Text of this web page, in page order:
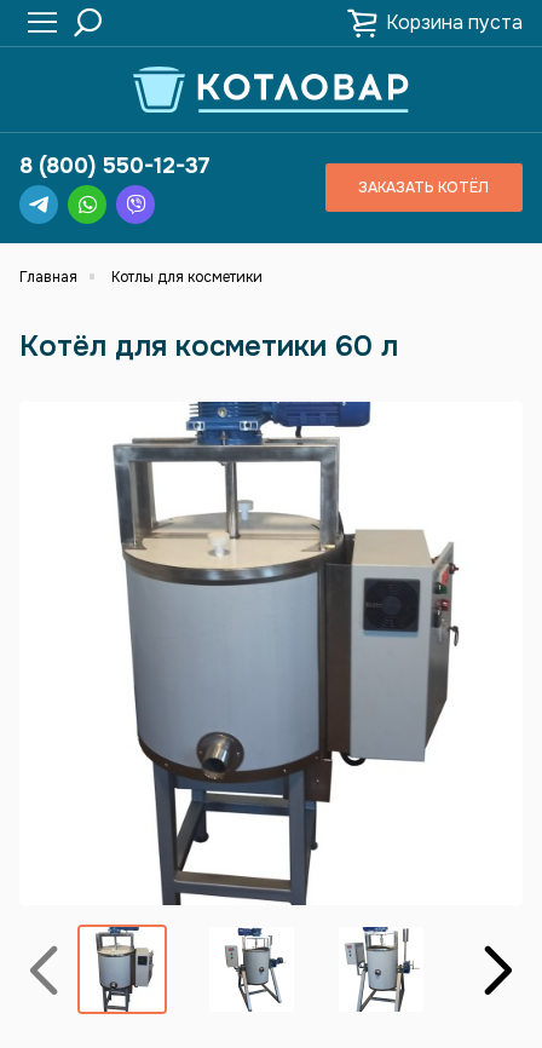
Корзина пуста
8 (800) 550-12-37
ЗАКАЗАТЬ КОТЁЛ
Главная Котлы для косметики
Котёл для косметики 60 л
Назад Вперёд